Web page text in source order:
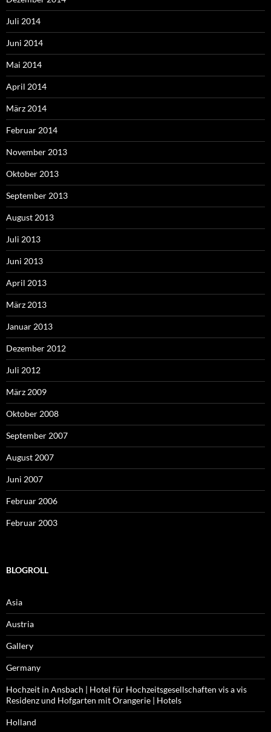
Juli 2014
Juni 2014
Mai 2014
April 2014
März 2014
Februar 2014
November 2013
Oktober 2013
September 2013
August 2013
Juli 2013
Juni 2013
April 2013
März 2013
Januar 2013
Dezember 2012
Juli 2012
März 2009
Oktober 2008
September 2007
August 2007
Juni 2007
Februar 2006
Februar 2003
BLOGROLL
Asia
Austria
Gallery
Germany
Hochzeit in Ansbach | Hotel für Hochzeitsgesellschaften vis a vis
Residenz und Hofgarten mit Orangerie | Hotels
Holland